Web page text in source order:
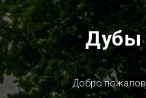
Дубы
Добро